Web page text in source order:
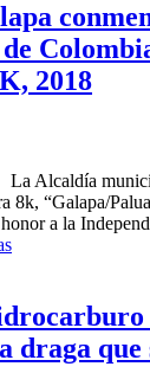
2018
Alcaldía
8k, “Galapa/
a la
draga que